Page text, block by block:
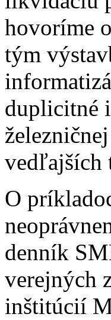
hovoríme
tým
duplicitné
vedľajších
O
denník
verejných
inštitúcií